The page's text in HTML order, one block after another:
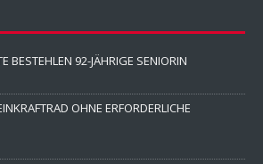
BESTEHLEN 92-JÄHRIGE SENIORIN
OHNE ERFORDERLICHE